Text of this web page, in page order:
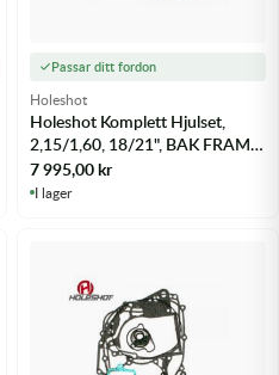
Passar ditt fordon
Holeshot
Holeshot Komplett Hjulset,
2,15/1,60, 18/21", BAK FRAM,
MATT SVART ORANGE KTM
125 EXC 16 - m.fl.
7 995,00kr
I lager